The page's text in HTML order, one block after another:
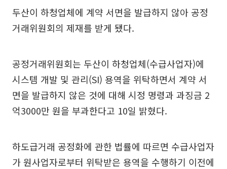
두산이 하청업체에 계약 서면을 발급하지 않아 공정
거래위원회의 제재를 받게 됐다.
공정거래위원회는 두산이 하청업체(수급사업자)에
시스템 개발 및 관리(SI) 용역을 위탁하면서 계약 서
면을 발급하지 않은 것에 대해 시정 명령과 과징금 2
억3000만 원을 부과한다고 10일 밝혔다.
하도급거래 공정화에 관한 법률에 따르면 수급사업자
가 원사업자로부터 위탁받은 용역을 수행하기 이전에